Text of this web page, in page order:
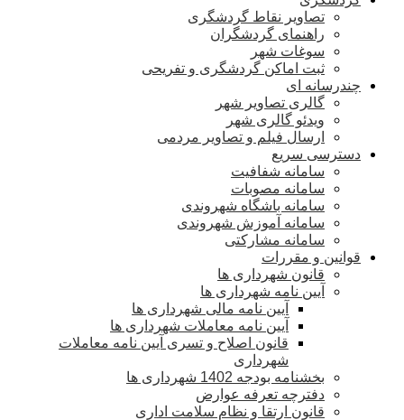
تصاویر نقاط گردشگری
راهنمای گردشگران
سوغات شهر
ثبت اماکن گردشگری و تفریحی
چندرسانه ای
گالری تصاویر شهر
ویدئو گالری شهر
ارسال فیلم و تصاویر مردمی
دسترسی سریع
سامانه شفافیت
سامانه مصوبات
سامانه باشگاه شهروندی
سامانه آموزش شهروندی
سامانه مشارکتی
قوانین و مقررات
قانون شهرداری ها
آیین نامه شهرداری ها
آیین نامه مالی شهرداری ها
آیین نامه معاملات شهرداری ها
قانون اصلاح و تسری آیین نامه معاملات
شهرداری
بخشنامه بودجه 1402 شهرداری ها
دفترچه تعرفه عوارض
قانون ارتقا و نظام سلامت اداری